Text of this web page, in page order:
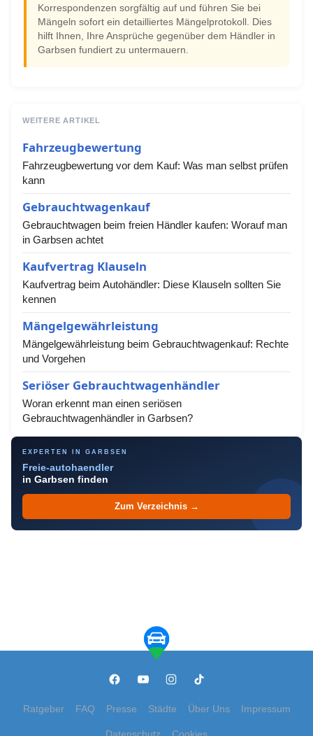
Korrespondenzen sorgfältig auf und führen Sie bei
Mängeln sofort ein detailliertes Mängelprotokoll. Dies
hilft Ihnen, Ihre Ansprüche gegenüber dem Händler in
Garbsen fundiert zu untermauern.
WEITERE ARTIKEL
Fahrzeugbewertung
Fahrzeugbewertung vor dem Kauf: Was man selbst prüfen
kann
Gebrauchtwagenkauf
Gebrauchtwagen beim freien Händler kaufen: Worauf man
in Garbsen achtet
Kaufvertrag Klauseln
Kaufvertrag beim Autohändler: Diese Klauseln sollten Sie
kennen
Mängelgewährleistung
Mängelgewährleistung beim Gebrauchtwagenkauf: Rechte
und Vorgehen
Seriöser Gebrauchtwagenhändler
Woran erkennt man einen seriösen
Gebrauchtwagenhändler in Garbsen?
EXPERTEN IN GARBSEN
Freie-autohaendler
in Garbsen finden
Zum Verzeichnis →
Ratgeber FAQ Presse Städte Über Uns Impressum